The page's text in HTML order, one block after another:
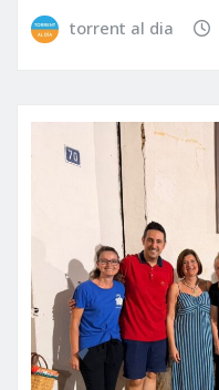
torrent al dia